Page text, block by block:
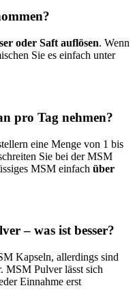
oder Saft auflösen. Wenn
Sie es einfach unter
pro Tag nehmen?
eine Menge von 1 bis
Sie bei der MSM
MSM einfach über
– was ist besser?
Kapseln, allerdings sind
MSM Pulver lässt sich
Einnahme erst